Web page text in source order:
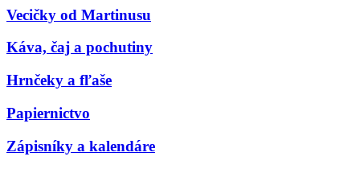
Vecičky od Martinusu
Káva, čaj a pochutiny
Hrnčeky a fľaše
Papiernictvo
Zápisníky a kalendáre